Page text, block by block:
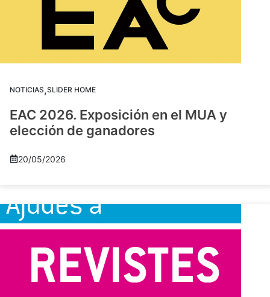
NOTICIAS,SLIDER HOME
EAC 2026. Exposición en el MUA y
elección de ganadores
20/05/2026